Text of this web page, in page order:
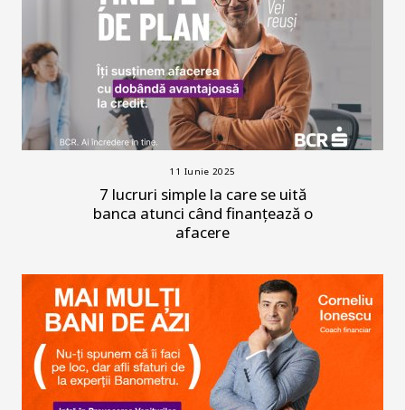
11 Iunie 2025
7 lucruri simple la care se uită
banca atunci când finanțează o
afacere